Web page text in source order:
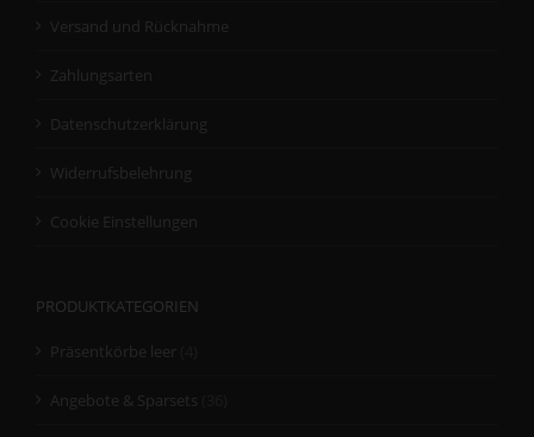
Versand und Rücknahme
Zahlungsarten
Datenschutzerklärung
Widerrufsbelehrung
Cookie Einstellungen
PRODUKTKATEGORIEN
Präsentkörbe leer
Angebote & Sparsets